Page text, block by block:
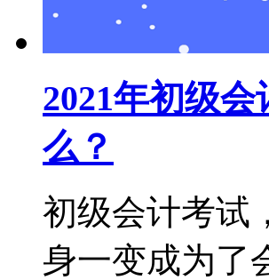
2021年初级
么？
初级会计考试
身一变成为了